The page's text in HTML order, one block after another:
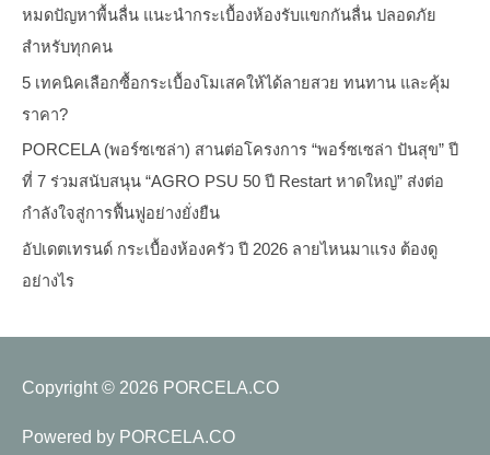
หมดปัญหาพื้นลื่น แนะนำกระเบื้องห้องรับแขกกันลื่น ปลอดภัย
สำหรับทุกคน
5 เทคนิคเลือกซื้อกระเบื้องโมเสคให้ได้ลายสวย ทนทาน และคุ้ม
ราคา?
PORCELA (พอร์ซเซล่า) สานต่อโครงการ “พอร์ซเซล่า ปันสุข” ปี
ที่ 7 ร่วมสนับสนุน “AGRO PSU 50 ปี Restart หาดใหญ่” ส่งต่อ
กำลังใจสู่การฟื้นฟูอย่างยั่งยืน
อัปเดตเทรนด์ กระเบื้องห้องครัว ปี 2026 ลายไหนมาแรง ต้องดู
อย่างไร
Copyright © 2026 PORCELA.CO
Powered by PORCELA.CO